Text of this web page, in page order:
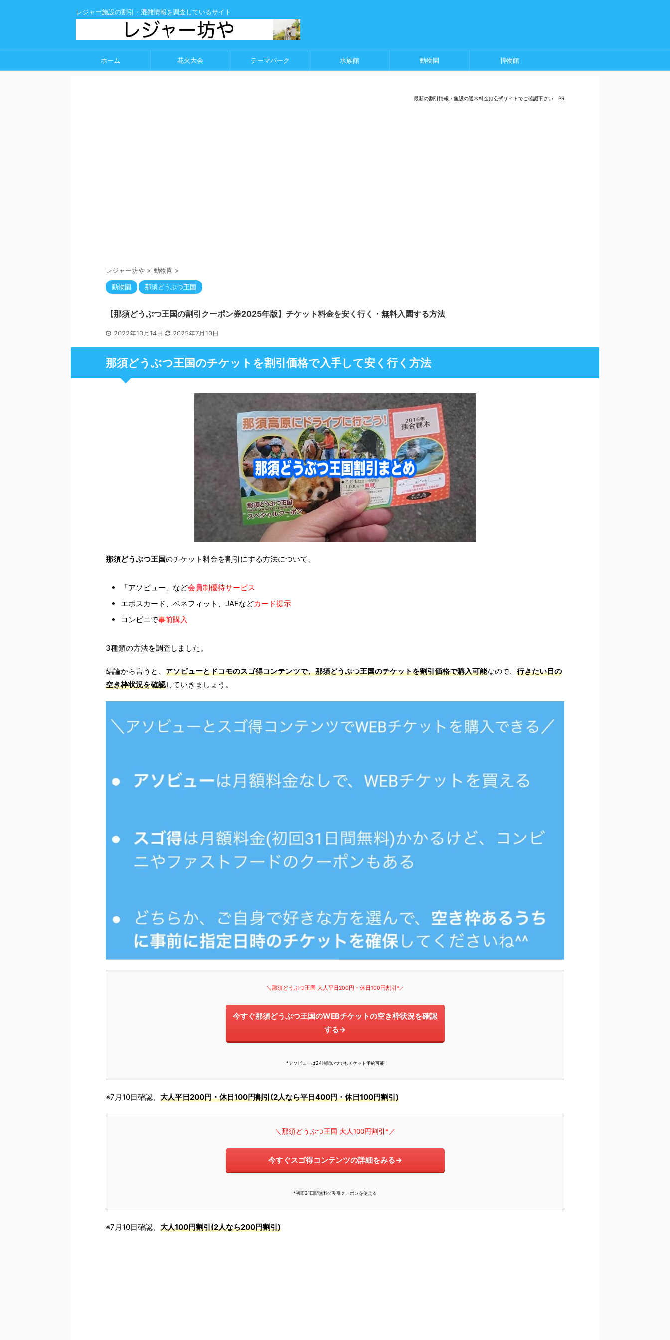
レジャー施設の割引・混雑情報を調査しているサイト
ホーム 花火大会 テーマパーク 水族館 動物園 博物館
最新の割引情報・施設の通常料金は公式サイトでご確認下さい PR
レジャー坊や > 動物園 >
動物園 那須どうぶつ王国
【那須どうぶつ王国の割引クーポン券2025年版】チケット料金を安く行く・無料入園する方法
2022年10月14日 2025年7月10日
那須どうぶつ王国のチケットを割引価格で入手して安く行く方法
那須どうぶつ王国のチケット料金を割引にする方法について、
「アソビュー」など会員制優待サービス
エポスカード、ベネフィット、JAFなどカード提示
コンビニで事前購入
3種類の方法を調査しました。
結論から言うと、 アソビューとドコモのスゴ得コンテンツで、那須どうぶつ王国のチケットを割引価格で購入可能なので、 行きたい日の
空き枠状況を確認していきましょう。
＼那須どうぶつ王国 大人平日200円・休日100円割引*／
今すぐ那須どうぶつ王国のWEBチケットの空き枠状況を確認
する→
*アソビューは24時間いつでもチケット予約可能
※7月10日確認、 大人平日200円・休日100円割引(2人なら平日400円・休日100円割引)
＼那須どうぶつ王国 大人100円割引*／
今すぐスゴ得コンテンツの詳細をみる→
*初回31日間無料で割引クーポンを使える
※7月10日確認、 大人100円割引(2人なら200円割引)